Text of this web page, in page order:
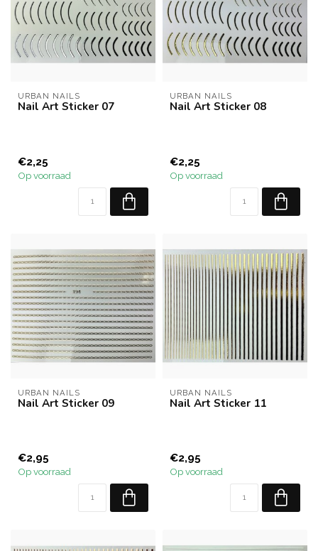
URBAN NAILS
Nail Art Sticker 07
€2,25
Op voorraad
URBAN NAILS
Nail Art Sticker 08
€2,25
Op voorraad
URBAN NAILS
Nail Art Sticker 09
€2,95
Op voorraad
URBAN NAILS
Nail Art Sticker 11
€2,95
Op voorraad